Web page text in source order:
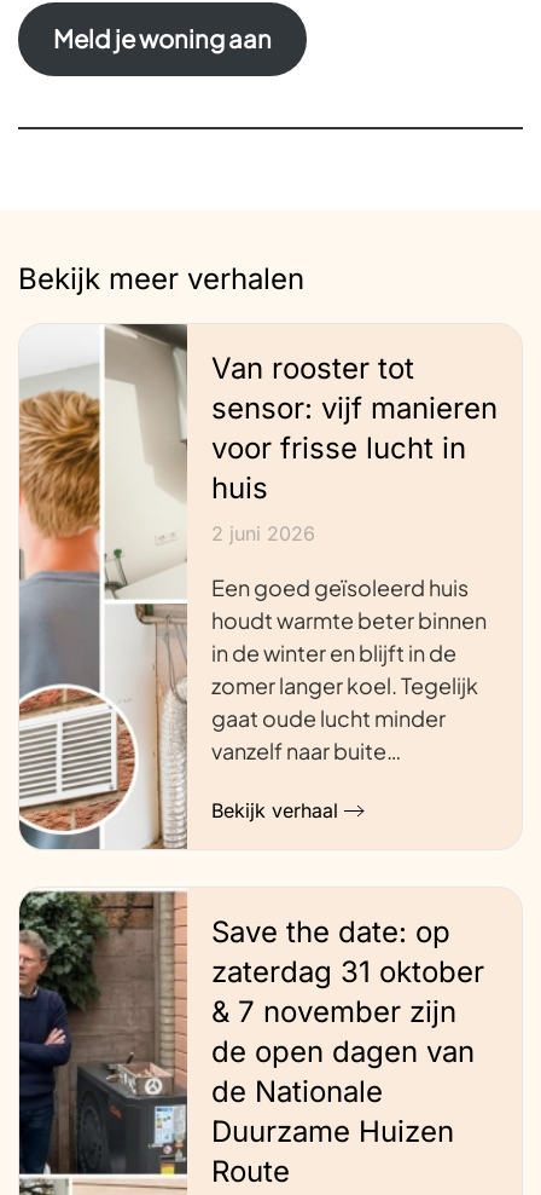
Meld je woning aan
Bekijk meer verhalen
Van rooster tot
sensor: vijf manieren
voor frisse lucht in
huis
2 juni 2026
Een goed geïsoleerd huis
houdt warmte beter binnen
in de winter en blijft in de
zomer langer koel. Tegelijk
gaat oude lucht minder
vanzelf naar buite…
Bekijk verhaal
Save the date: op
zaterdag 31 oktober
& 7 november zijn
de open dagen van
de Nationale
Duurzame Huizen
Route